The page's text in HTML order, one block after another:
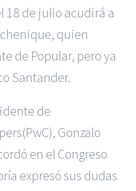
18 de julio acudirá a
quien
de Popular, pero ya
Santander.
de
Gonzalo
en el Congreso
expresó sus dudas